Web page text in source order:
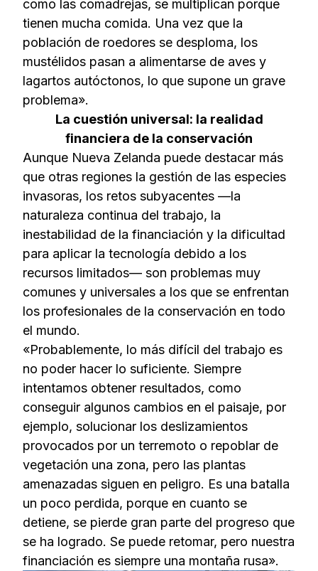
como las comadrejas, se multiplican porque
tienen mucha comida. Una vez que la
población de roedores se desploma, los
mustélidos pasan a alimentarse de aves y
lagartos autóctonos, lo que supone un grave
problema».
La cuestión universal: la realidad
financiera de la conservación
Aunque Nueva Zelanda puede destacar más
que otras regiones la gestión de las especies
invasoras, los retos subyacentes —la
naturaleza continua del trabajo, la
inestabilidad de la financiación y la dificultad
para aplicar la tecnología debido a los
recursos limitados— son problemas muy
comunes y universales a los que se enfrentan
los profesionales de la conservación en todo
el mundo.
«Probablemente, lo más difícil del trabajo es
no poder hacer lo suficiente. Siempre
intentamos obtener resultados, como
conseguir algunos cambios en el paisaje, por
ejemplo, solucionar los deslizamientos
provocados por un terremoto o repoblar de
vegetación una zona, pero las plantas
amenazadas siguen en peligro. Es una batalla
un poco perdida, porque en cuanto se
detiene, se pierde gran parte del progreso que
se ha logrado. Se puede retomar, pero nuestra
financiación es siempre una montaña rusa».